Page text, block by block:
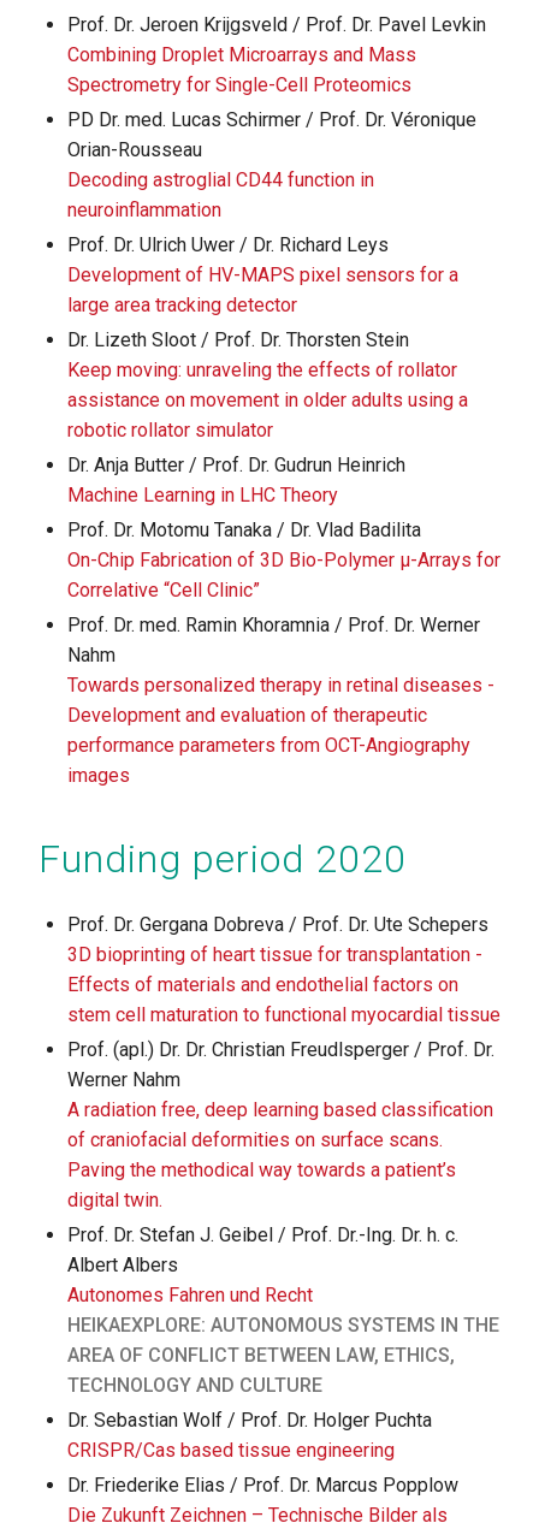
Prof. Dr. Jeroen Krijgsveld / Prof. Dr. Pavel Levkin
Combining Droplet Microarrays and Mass
Spectrometry for Single-Cell Proteomics
PD Dr. med. Lucas Schirmer / Prof. Dr. Véronique
Orian-Rousseau
Decoding astroglial CD44 function in
neuroinflammation
Prof. Dr. Ulrich Uwer / Dr. Richard Leys
Development of HV-MAPS pixel sensors for a
large area tracking detector
Dr. Lizeth Sloot / Prof. Dr. Thorsten Stein
Keep moving: unraveling the effects of rollator
assistance on movement in older adults using a
robotic rollator simulator
Dr. Anja Butter / Prof. Dr. Gudrun Heinrich
Machine Learning in LHC Theory
Prof. Dr. Motomu Tanaka / Dr. Vlad Badilita
On-Chip Fabrication of 3D Bio-Polymer µ-Arrays for
Correlative “Cell Clinic”
Prof. Dr. med. Ramin Khoramnia / Prof. Dr. Werner
Nahm
Towards personalized therapy in retinal diseases -
Development and evaluation of therapeutic
performance parameters from OCT-Angiography
images
Funding period 2020
Prof. Dr. Gergana Dobreva / Prof. Dr. Ute Schepers
3D bioprinting of heart tissue for transplantation -
Effects of materials and endothelial factors on
stem cell maturation to functional myocardial tissue
Prof. (apl.) Dr. Dr. Christian Freudlsperger / Prof. Dr.
Werner Nahm
A radiation free, deep learning based classification
of craniofacial deformities on surface scans.
Paving the methodical way towards a patient’s
digital twin.
Prof. Dr. Stefan J. Geibel / Prof. Dr.-Ing. Dr. h. c.
Albert Albers
Autonomes Fahren und Recht
HEIKAEXPLORE: AUTONOMOUS SYSTEMS IN THE
AREA OF CONFLICT BETWEEN LAW, ETHICS,
TECHNOLOGY AND CULTURE
Dr. Sebastian Wolf / Prof. Dr. Holger Puchta
CRISPR/Cas based tissue engineering
Dr. Friederike Elias / Prof. Dr. Marcus Popplow
Die Zukunft Zeichnen – Technische Bilder als